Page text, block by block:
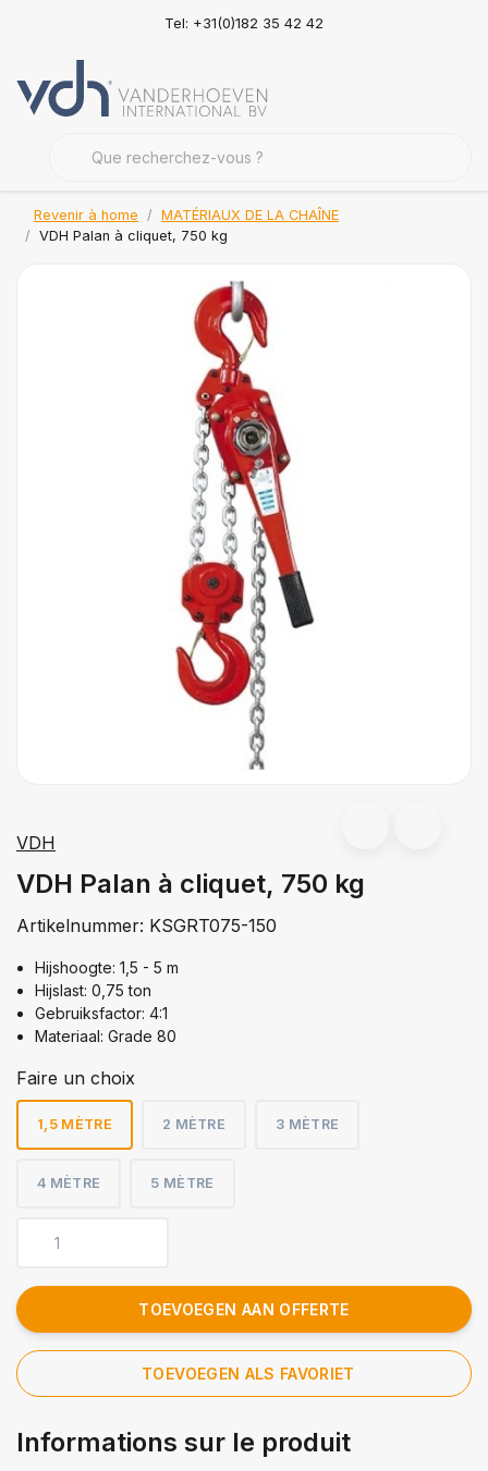
Tel: +31(0)182 35 42 42
Revenir à home
MATÉRIAUX DE LA CHAÎNE
VDH Palan à cliquet, 750 kg
VDH
VDH Palan à cliquet, 750 kg
Artikelnummer: KSGRT075-150
Hijshoogte: 1,5 - 5 m
Hijslast: 0,75 ton
Gebruiksfactor: 4:1
Materiaal: Grade 80
Faire un choix
1,5 MÈTRE 2 MÈTRE 3 MÈTRE
4 MÈTRE 5 MÈTRE
TOEVOEGEN AAN OFFERTE
TOEVOEGEN ALS FAVORIET
Informations sur le produit